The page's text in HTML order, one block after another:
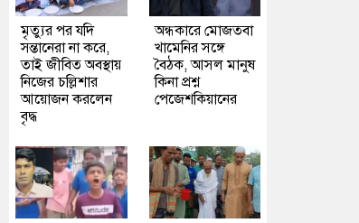
মৃত্যুর পর যদি
সন্তানেরা না করে,
তাই জীবিত অবস্থায়
নিজের চল্লিশার
আয়োজন করলেন
বৃদ্ধ
অন্ধকারে মোজতবা
খামেনির সঙ্গে
বৈঠক, আসল মানুষ
কিনা প্রশ্ন
পেজেশকিয়ানের